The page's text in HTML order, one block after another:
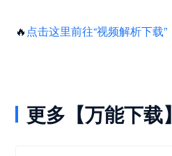
🔥 点击这里前往“视频解析下载”
更多【万能下载】